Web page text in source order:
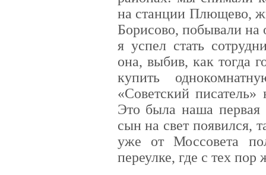
на станции Плющево,
Борисово, побывали на
я успел стать
она, выбив, как тогда
купить
«Советский
Это была наша
сын на свет появился,
уже от Моссовета
переулке, где с тех